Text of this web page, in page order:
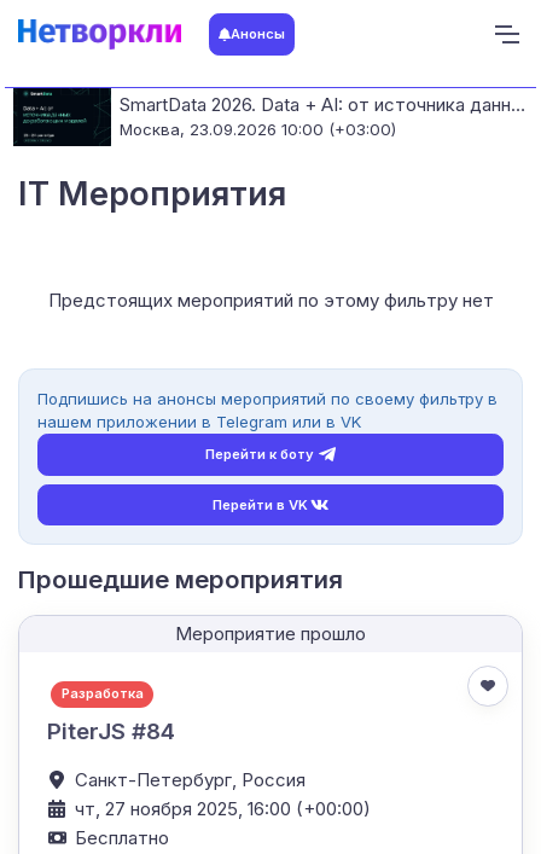
Анонсы
SmartData 2026. Data + AI: от источника данных до работающих моделей
Москва, 23.09.2026 10:00 (+03:00)
IT Мероприятия
Предстоящих мероприятий по этому фильтру нет
Подпишись на анонсы мероприятий по своему фильтру в
нашем приложении в Telegram или в VK
Перейти к боту
Перейти в VK
Прошедшие мероприятия
Мероприятие прошло
Разработка
PiterJS #84
Санкт-Петербург, Россия
чт, 27 ноября 2025, 16:00 (+00:00)
Бесплатно